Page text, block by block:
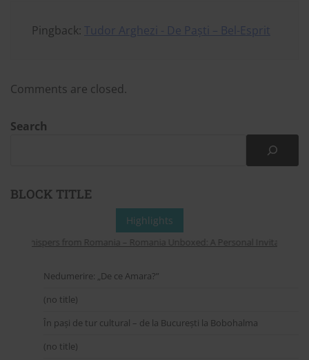
Pingback: Tudor Arghezi - De Paști – Bel-Esprit
Comments are closed.
Search
BLOCK TITLE
Highlights
Whispers from Romania – Romania Unboxed: A Personal Invitation to
Nedumerire: „De ce Amara?”
(no title)
În pași de tur cultural – de la București la Bobohalma
(no title)